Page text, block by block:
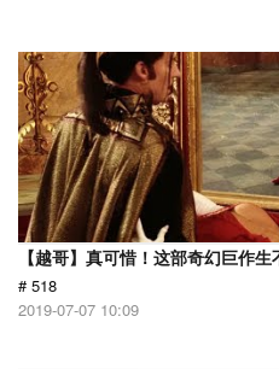
【越哥】真可惜！这部奇幻巨作
# 518
2019-07-07 10:09